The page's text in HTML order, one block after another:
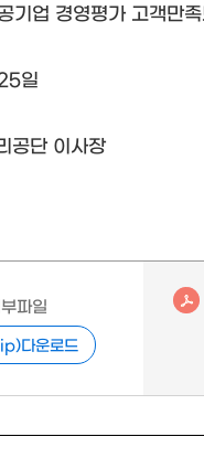
업 경영평가 고객만
일
공단 이사장
파일
다운로드